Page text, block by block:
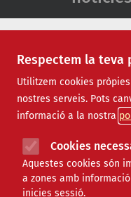
Respectem la teva
Utilitzem cookies
nostres serveis. Pots
informació a la nostra
Cookies
Aquestes cookies són
a zones amb
inicies sessió.
Recursos
Tots | Econòmic |
Formació |
Ofertes de feina
Webinars